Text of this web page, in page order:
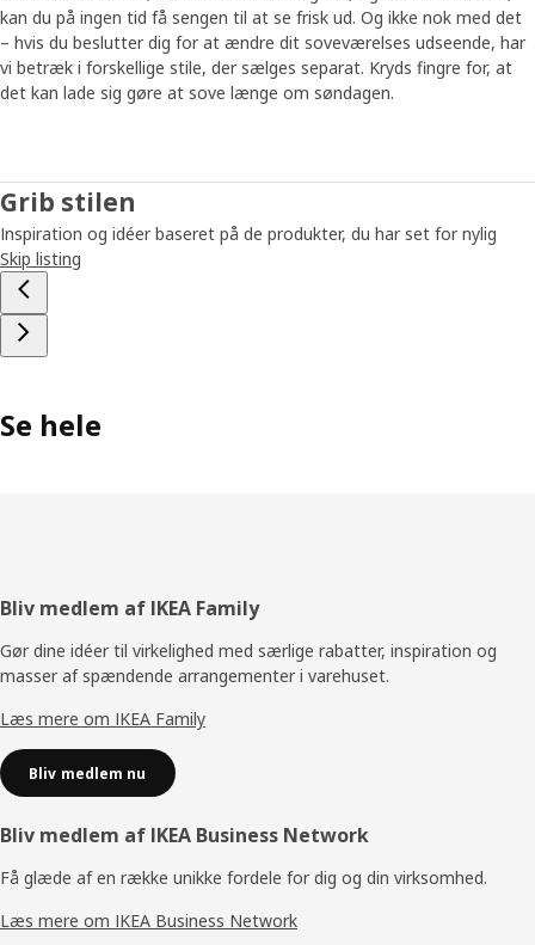
kan du på ingen tid få sengen til at se frisk ud. Og ikke nok med det
– hvis du beslutter dig for at ændre dit soveværelses udseende, har
vi betræk i forskellige stile, der sælges separat. Kryds fingre for, at
det kan lade sig gøre at sove længe om søndagen.
Grib stilen
Inspiration og idéer baseret på de produkter, du har set for nylig
Skip listing
Se hele
Footer
Bliv medlem af IKEA Family
Gør dine idéer til virkelighed med særlige rabatter, inspiration og
masser af spændende arrangementer i varehuset.
Læs mere om IKEA Family
Bliv medlem nu
Bliv medlem af IKEA Business Network
Få glæde af en række unikke fordele for dig og din virksomhed.
Læs mere om IKEA Business Network